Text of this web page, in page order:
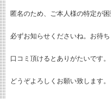
匿名のため、ご本人様の特定が困
必ずお知らせくださいね。お待ち
口コミ頂けるとありがたいです。
どうぞよろしくお願い致します。